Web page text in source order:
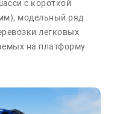
с короткой
модельный ряд
легковых
на платформу